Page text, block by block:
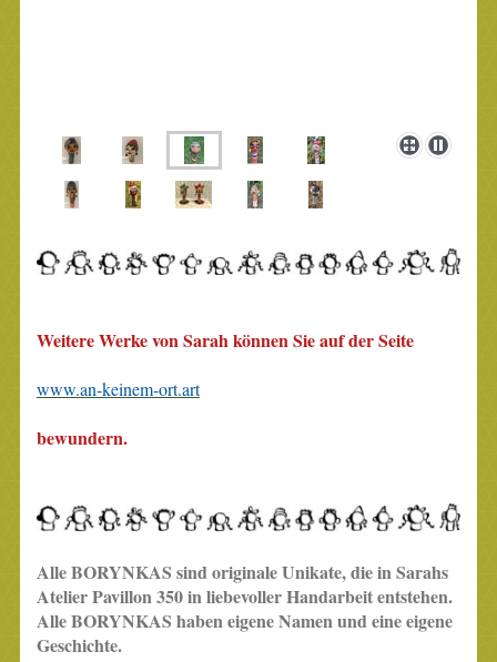
Weitere Werke von Sarah können Sie auf der Seite
www.an-keinem-ort.art
bewundern.
Alle BORYNKAS sind originale Unikate, die in Sarahs
Atelier Pavillon 350 in liebevoller Handarbeit entstehen.
Alle BORYNKAS haben eigene Namen und eine eigene
Geschichte.